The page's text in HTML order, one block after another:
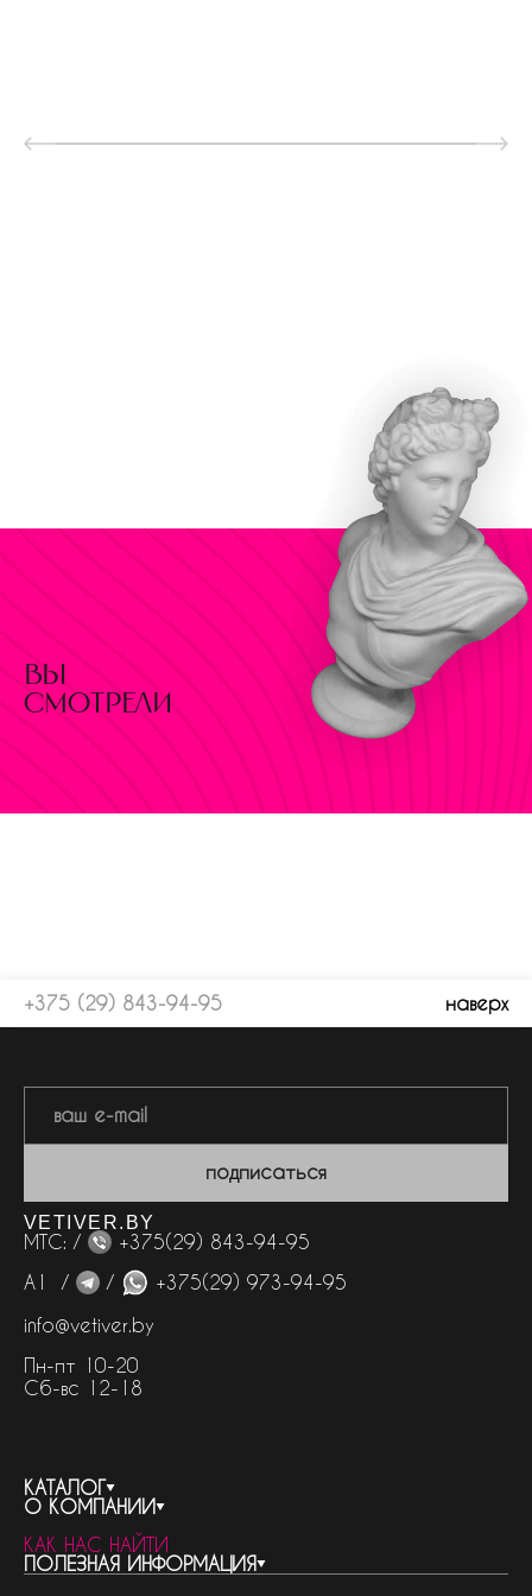
вы
смотрели
+375 (29) 843-94-95 наверх
подписаться
VETIVER.BY
МТС: /
+375(29) 843-94-95
А1 /
/
+375(29) 973-94-95
info@vetiver.by
Пн-пт 10-20
Сб-вс 12-18
КАТАЛОГ
весь каталог
бренды
женская парфюмерия
О КОМПАНИИ
контакты
о компании
КАК НАС НАЙТИ
ПОЛЕЗНАЯ ИНФОРМАЦИЯ